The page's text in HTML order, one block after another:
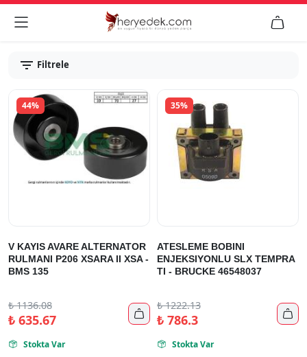
 
Filtrele
44%
V KAYIS AVARE ALTERNATOR
RULMANI P206 XSARA II XSA -
BMS 135
₺1136.08
₺635.67 
 Stokta Var
35%
ATESLEME BOBINI
ENJEKSIYONLU SLX TEMPRA
TI - BRUCKE 46548037
₺1222.13
₺786.3 
 Stokta Var